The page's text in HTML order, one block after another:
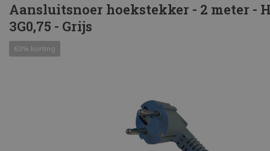
Aansluitsnoer hoekstekker - 2 meter -
3G0,75 - Grijs
63% korting